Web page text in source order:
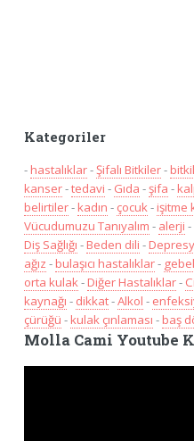
Kategoriler
-hastalıklar-Şifalı Bitkiler-
kanser-tedavi - Gıda -şifa -
belirtiler-kadın - çocuk-işitme
Vücudumuzu Tanıyalım - alerji -
Diş Sağlığı -Beden dili -
ağız -bulaşıcı hastalıklar-
orta kulak-Diğer Hastalıklar-
kaynağı - dikkat-Alkol -
çürüğü -kulak çınlaması -baş
Molla Cami Youtube